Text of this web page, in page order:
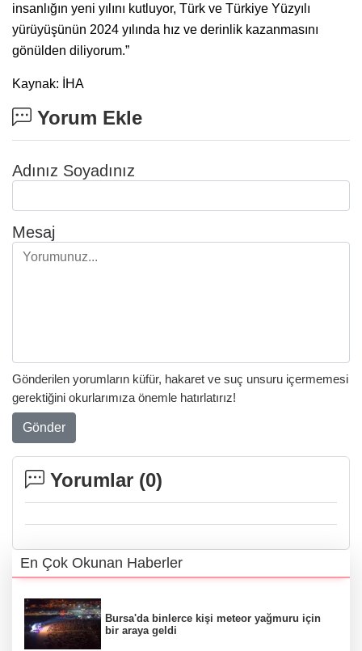
insanlığın yeni yılını kutluyor, Türk ve Türkiye Yüzyılı
yürüyüşünün 2024 yılında hız ve derinlik kazanmasını
gönülden diliyorum.”
Kaynak: İHA
Yorum Ekle
Adınız Soyadınız
Mesaj
Gönderilen yorumların küfür, hakaret ve suç unsuru içermemesi
gerektiğini okurlarımıza önemle hatırlatırız!
Gönder
Yorumlar (0)
En Çok Okunan Haberler
Bursa'da binlerce kişi meteor yağmuru için
bir araya geldi